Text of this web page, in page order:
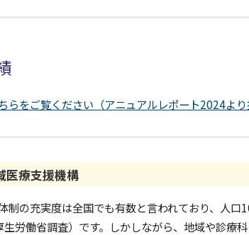
らをご覧ください（アニュアルレポート2024より
医療支援機構
制の充実度は全国でも有数と言われており、人
生労働省調査）です。しかしながら、地域や診療